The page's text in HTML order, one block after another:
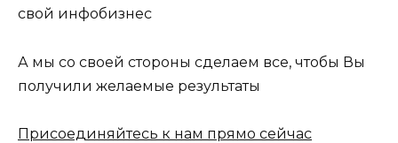
свой инфобизнес
А мы со своей стороны сделаем все, чтобы Вы
получили желаемые результаты
Присоединяйтесь к нам прямо сейчас